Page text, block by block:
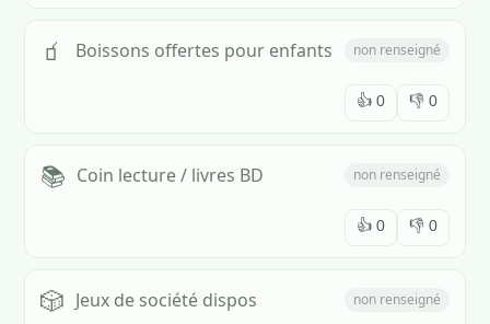
🧃 Boissons offertes pour enfants non renseigné
👍 0 👎 0
📚 Coin lecture / livres BD non renseigné
👍 0 👎 0
🎲 Jeux de société dispos non renseigné